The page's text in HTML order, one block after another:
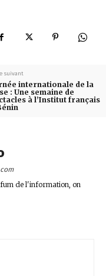
suivant
internationale de la
: Une semaine de
à l’Institut français
de l'information, on